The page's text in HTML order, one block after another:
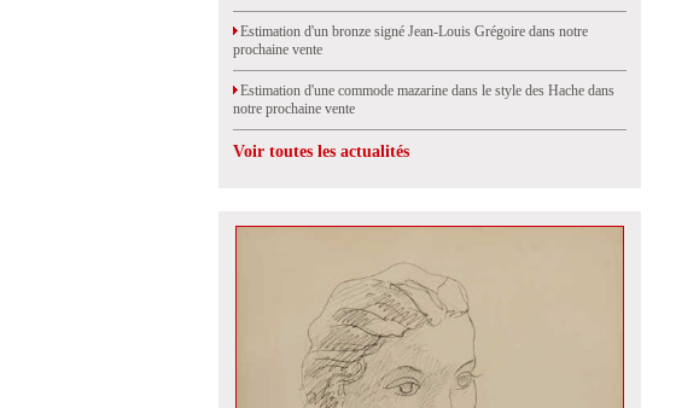
Estimation d'un bronze signé Jean-Louis Grégoire dans notre
prochaine vente
Estimation d'une commode mazarine dans le style des Hache dans
notre prochaine vente
Voir toutes les actualités